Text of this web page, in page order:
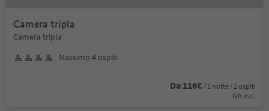
Camera tripla
Camera tripla
Massimo 4 ospiti
Da 116€ / 1 notte / 2 ospiti
IVA incl.